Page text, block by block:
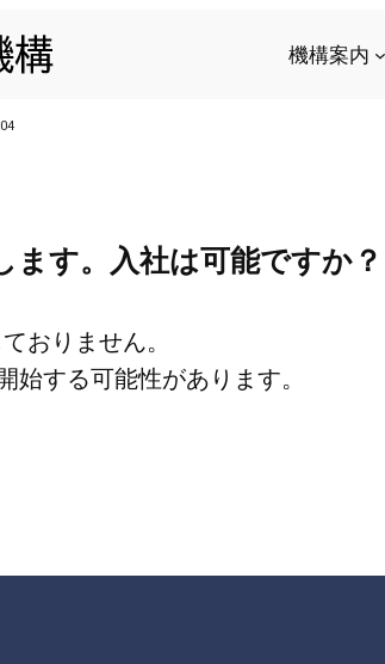
機構案内
ます。入社は可能ですか？
おりません。
始する可能性があります。